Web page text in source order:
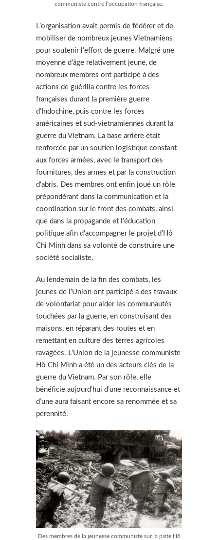
communiste contre l’occupation française.
L’organisation avait permis de fédérer et de
mobiliser de nombreux jeunes Vietnamiens
pour soutenir l’effort de guerre. Malgré une
moyenne d’âge relativement jeune, de
nombreux membres ont participé à des
actions de guérilla contre les forces
françaises durant la première guerre
d’Indochine, puis contre les forces
américaines et sud-vietnamiennes durant la
guerre du Vietnam. La base arrière était
renforcée par un soutien logistique constant
aux forces armées, avec le transport des
fournitures, des armes et par la construction
d‘abris. Des membres ont enfin joué un rôle
prépondérant dans la communication et la
coordination sur le front des combats, ainsi
que dans la propagande et l’éducation
politique afin d’accompagner le projet d’Hô
Chi Minh dans sa volonté de construire une
société socialiste.
Au lendemain de la fin des combats, les
jeunes de l’Union ont participé à des travaux
de volontariat pour aider les communautés
touchées par la guerre, en construisant des
maisons, en réparant des routes et en
remettant en culture des terres agricoles
ravagées. L’Union de la jeunesse communiste
Hô Chi Minh a été un des acteurs clés de la
guerre du Vietnam. Par son rôle, elle
bénéficie aujourd’hui d’une reconnaissance et
d’une aura faisant encore sa renommée et sa
pérennité.
Des membres de la jeunesse communiste sur la piste Hô